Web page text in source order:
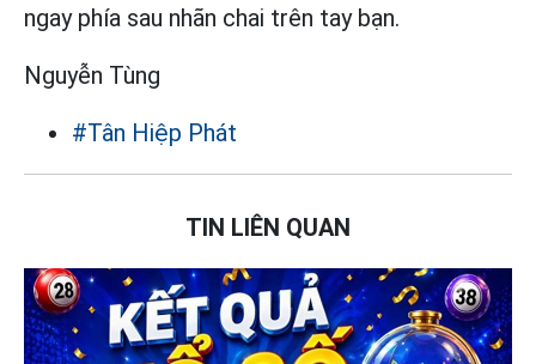
ngay phía sau nhãn chai trên tay bạn.
Nguyễn Tùng
#Tân Hiệp Phát
TIN LIÊN QUAN